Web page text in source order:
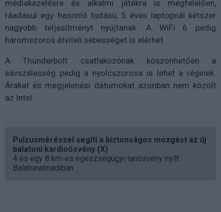
médiakezelésre és alkalmi játékra is megfelelően,
ráadásul egy hasonló tudású, 5 éves laptopnál kétszer
nagyobb teljesítményt nyújtanak. A WiFi 6 pedig
háromszoros átviteli sebességet is elérhet.
A Thunderbolt csatlakozónak köszönhetően a
sávszélesség pedig a nyolcszorosa is lehet a réginek.
Árakat és megjelenési dátumokat azonban nem közölt
az Intel.
Pulzusméréssel segíti a biztonságos mozgást az új
balatoni kardioösvény (X)
4 és egy 8 km-es egészségügyi tanösvény nyílt
Balatonalmádiban.